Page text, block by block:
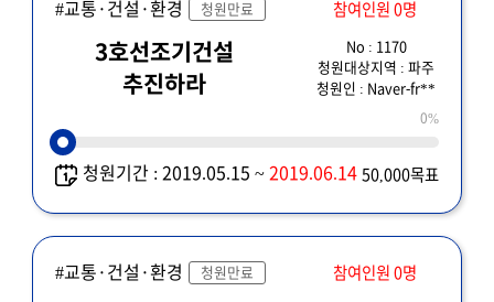
#교통·건설·환경 청원만료 참여인원 0명
3호선조기건설
추진하라
No : 1170
청원대상지역 : 파주
청원인 : Naver-fr**
0%
청원기간 : 2019.05.15 ~2019.06.14 50,000목표
#교통·건설·환경 청원만료 참여인원 0명